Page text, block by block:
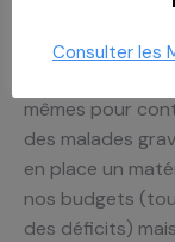
cette espèce
mêmes pour
des malades
en place un
nos budgets
des déficits)
Consulter les